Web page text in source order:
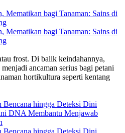
Mematikan bagi Tanaman: Sains di
Mematikan bagi Tanaman: Sains di
frost. Di balik keindahannya,
ancaman serius bagi petani
hortikultura seperti kentang
hingga Deteksi Dini
DNA Membantu Menjawab
hingga Deteksi Dini